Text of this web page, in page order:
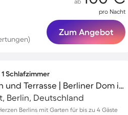
pro Nacht
Zum Angebot
1 Schlafzimmer
Apartment mit Garten und Terrasse | Berliner Dom in der Nähe | Ideal für Homeoffice
Berlin, Deutschland
Berlins mit Garten für bis zu 4 Gäste